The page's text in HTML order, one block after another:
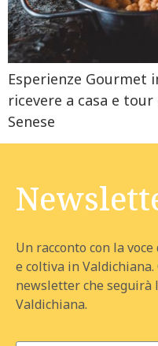
Esperienze Gourmet
ricevere a casa e
Senese
Un racconto con la
e coltiva in
newsletter che seguirà
Valdichiana.